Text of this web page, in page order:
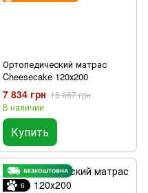
Ортопедический матрас
Cheesecake 120х200
7 834 грн 15 667 грн
В наличии
Купить
6